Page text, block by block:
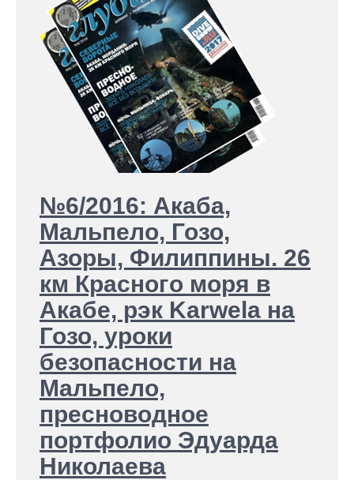
№6/2016: Акаба,
Мальпело, Гозо,
Азоры, Филиппины. 26
км Красного моря в
Акабе, рэк Karwela на
Гозо, уроки
безопасности на
Мальпело,
пресноводное
портфолио Эдуарда
Николаева